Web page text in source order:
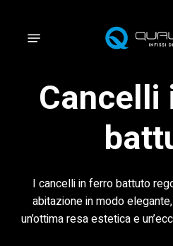
contenuto
Menu
Cancelli
I cancelli in ferro battuto
abitazione in modo
un’ottima resa estetica e